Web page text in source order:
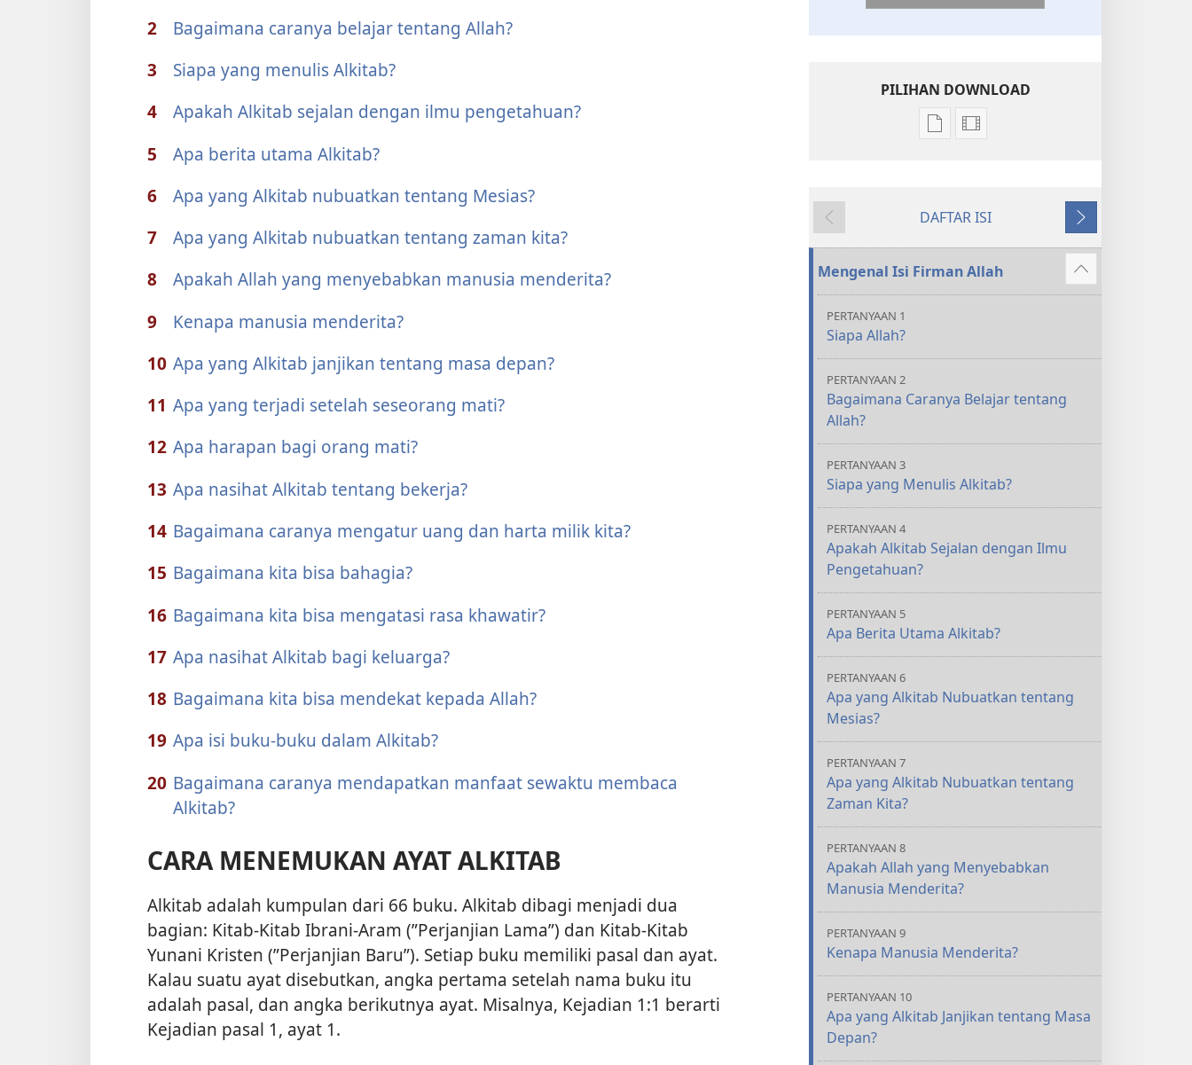
2
Bagaimana caranya belajar tentang Allah?
3
Siapa yang menulis Alkitab?
4
Apakah Alkitab sejalan dengan ilmu pengetahuan?
5
Apa berita utama Alkitab?
6
Apa yang Alkitab nubuatkan tentang Mesias?
7
Apa yang Alkitab nubuatkan tentang zaman kita?
8
Apakah Allah yang menyebabkan manusia menderita?
9
Kenapa manusia menderita?
10 Apa yang Alkitab janjikan tentang masa depan?
11 Apa yang terjadi setelah seseorang mati?
12 Apa harapan bagi orang mati?
13 Apa nasihat Alkitab tentang bekerja?
14 Bagaimana caranya mengatur uang dan harta milik kita?
15 Bagaimana kita bisa bahagia?
16 Bagaimana kita bisa ­mengatasi rasa khawatir?
17 Apa nasihat Alkitab bagi keluarga?
18 Bagaimana kita bisa mendekat kepada Allah?
19 Apa isi buku-buku dalam Alkitab?
20 Bagaimana caranya mendapatkan manfaat sewaktu membaca
Alkitab?
CARA MENEMUKAN AYAT ALKITAB
Alkitab adalah kumpulan dari 66 buku. Alkitab dibagi menjadi dua
bagian: Kitab-Kitab Ibrani-Aram (”Perjanjian Lama”) dan Kitab-Kitab
Yunani Kristen (”Perjanjian Baru”). Setiap buku memiliki pasal dan ayat.
Kalau suatu ayat disebutkan, angka pertama setelah nama buku itu
adalah pasal, dan angka berikutnya ayat. Misalnya, Kejadian 1:1 berarti
Kejadian pasal 1, ayat 1.
PILIHAN DOWNLOAD
Pilihan
Suci
Dunia
Baru
Pilihan
Suci
Dunia
Baru
Sebelumnya
DAFTAR ISI
Berikutnya
Mengenal Isi Firman Allah
Tampilkan
lebih
PERTANYAAN 1
Siapa Allah?
PERTANYAAN 2
Bagaimana Caranya Belajar tentang
Allah?
PERTANYAAN 3
Siapa yang Menulis Alkitab?
PERTANYAAN 4
Apakah Alkitab Sejalan dengan Ilmu
Pengetahuan?
PERTANYAAN 5
Apa Berita Utama Alkitab?
PERTANYAAN 6
Apa yang Alkitab Nubuatkan tentang
Mesias?
PERTANYAAN 7
Apa yang Alkitab Nubuatkan tentang
Zaman Kita?
PERTANYAAN 8
Apakah Allah yang Menyebabkan
Manusia Menderita?
PERTANYAAN 9
Kenapa Manusia Menderita?
PERTANYAAN 10
Apa yang Alkitab Janjikan tentang Masa
Depan?